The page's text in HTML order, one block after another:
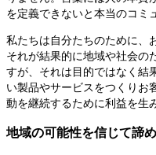
を定義できないと本当のコミ
私たちは自分たちのために、
それが結果的に地域や社会の
すが、それは目的ではなく結
い製品やサービスをつくりお
動を継続するために利益を生
地域の可能性を信じて諦